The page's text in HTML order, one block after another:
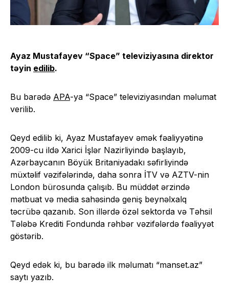
Ayaz Mustafayev “Space” televiziyasına direktor
təyin edilib.
Bu barədə APA-ya “Space” televiziyasından məlumat
verilib.
Qeyd edilib ki, Ayaz Mustafayev əmək fəaliyyətinə
2009-cu ildə Xarici İşlər Nazirliyində başlayıb,
Azərbaycanın Böyük Britaniyadakı səfirliyində
müxtəlif vəzifələrində, daha sonra İTV və AZTV-nin
London bürosunda çalışıb. Bu müddət ərzində
mətbuat və media sahəsində geniş beynəlxalq
təcrübə qazanıb. Son illərdə özəl sektorda və Təhsil
Tələbə Krediti Fondunda rəhbər vəzifələrdə fəaliyyət
göstərib.
Qeyd edək ki, bu barədə ilk məlumatı “manset.az”
saytı yazıb.